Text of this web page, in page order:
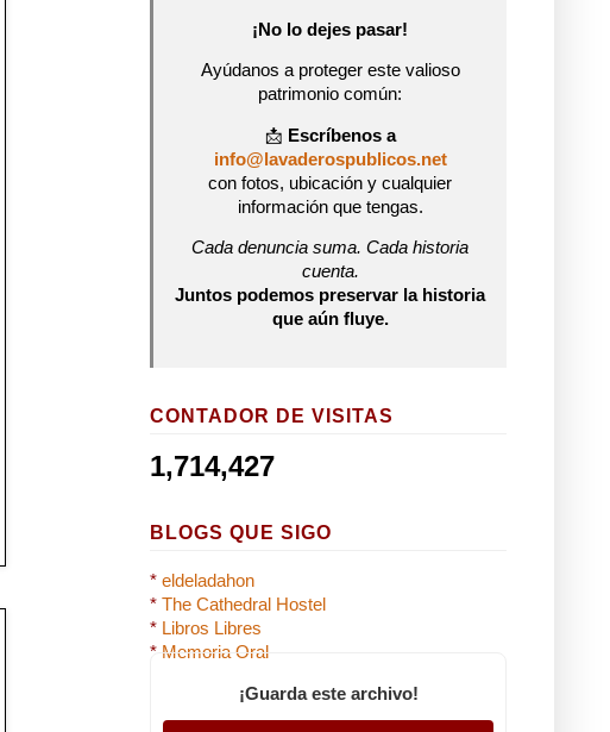
¡No lo dejes pasar!
Ayúdanos a proteger este valioso
patrimonio común:
📩 Escríbenos a
info@lavaderospublicos.net
con fotos, ubicación y cualquier
información que tengas.
Cada denuncia suma. Cada historia
cuenta.
Juntos podemos preservar la historia
que aún fluye.
CONTADOR DE VISITAS
1,714,427
BLOGS QUE SIGO
* eldeladahon
* The Cathedral Hostel
* Libros Libres
* Memoria Oral
¡Guarda este archivo!